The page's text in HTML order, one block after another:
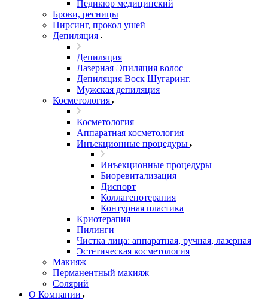
Педикюр медицинский
Брови, ресницы
Пирсинг, прокол ушей
Депиляция
Депиляция
Лазерная Эпиляция волос
Депиляция Воск Шугаринг.
Мужская депиляция
Косметология
Косметология
Аппаратная косметология
Инъекционные процедуры
Инъекционные процедуры
Биоревитализация
Диспорт
Коллагенотерапия
Контурная пластика
Криотерапия
Пилинги
Чистка лица: аппаратная, ручная, лазерная
Эстетическая косметология
Макияж
Перманентный макияж
Солярий
О Компании